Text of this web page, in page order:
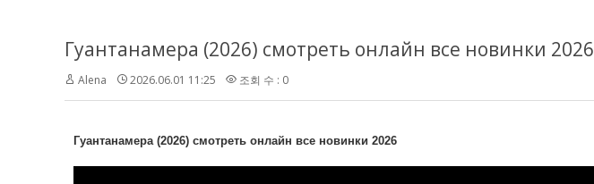
Гуантанамера (2026) смотреть онлайн все новинки 2026
Alena 2026.06.01 11:25 조회 수 : 0
Гуантанамера (2026) смотреть онлайн все новинки 2026